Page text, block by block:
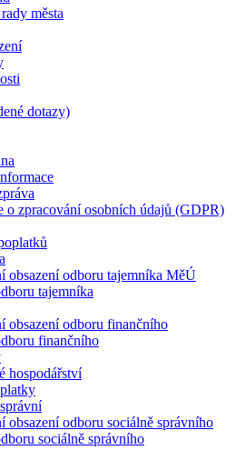
města
dotazy)
o zpracování osobních údajů (GDPR)
obsazení odboru tajemníka MěÚ
tajemníka
obsazení odboru finančního
finančního
hospodářství
obsazení odboru sociálně správního
sociálně správního